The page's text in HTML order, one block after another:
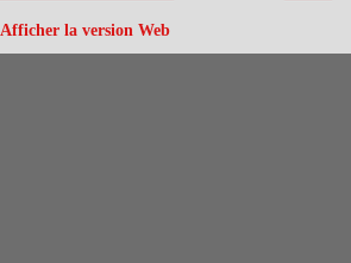
Afficher la version Web